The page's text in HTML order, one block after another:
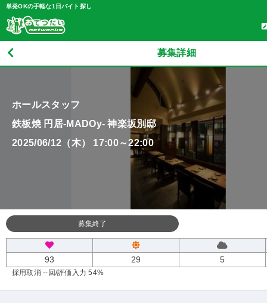
単発OKの手軽な1日バイト探し
募集詳細
ホールスタッフ
鉄板焼 円居-MADOy- 神楽坂別邸
2025/06/12（木） 17:00～22:00
募集終了
93 29 5
採用取消 --回/評価入力 54%